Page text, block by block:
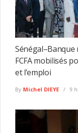
Sénégal–Banque
FCFA mobilisés
et l’emploi
By Michel DIEYE 9